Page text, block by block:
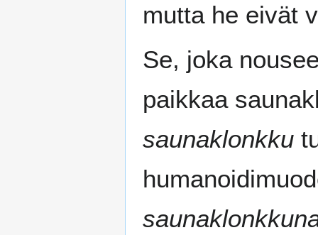
mutta he eivät
Se, joka
paikkaa
saunaklonkku